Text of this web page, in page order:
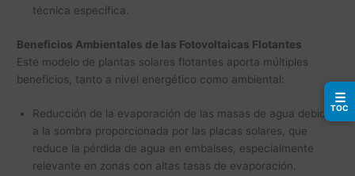
técnica específica.
Beneficios Ambientales de las Fotovoltaicas Flotantes
Este modelo de plantas solares flotantes aporta múltiples
beneficios, tanto a nivel energético como ambiental:
Reducción de la evaporación de las masas de agua debido
a la sombra proporcionada por las placas solares, que
reduce la pérdida de agua en embalses, especialmente
relevante en zonas con altas tasas de evaporación.
☰
TOC